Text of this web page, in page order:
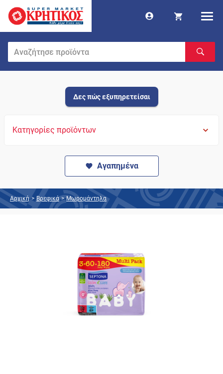
Δες πώς εξυπηρετείσαι
Κατηγορίες προϊόντων
Αγαπημένα
Αρχική > Βρεφικά > Μωρομάντηλα